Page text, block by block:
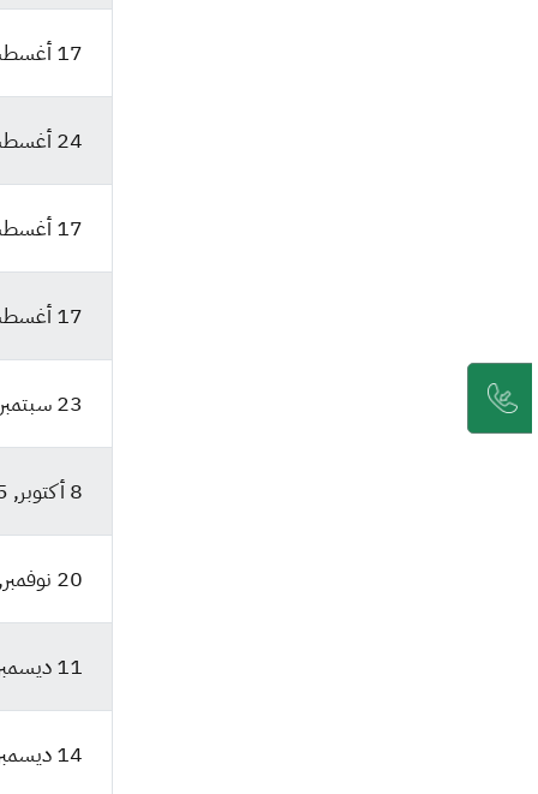
17 أغسطس, 2025
24 أغسطس, 2025
17 أغسطس, 2025
17 أغسطس, 2025
23 سبتمبر, 2025
8 أكتوبر, 2025
20 نوفمبر, 2025
11 ديسمبر, 2025
14 ديسمبر, 2025